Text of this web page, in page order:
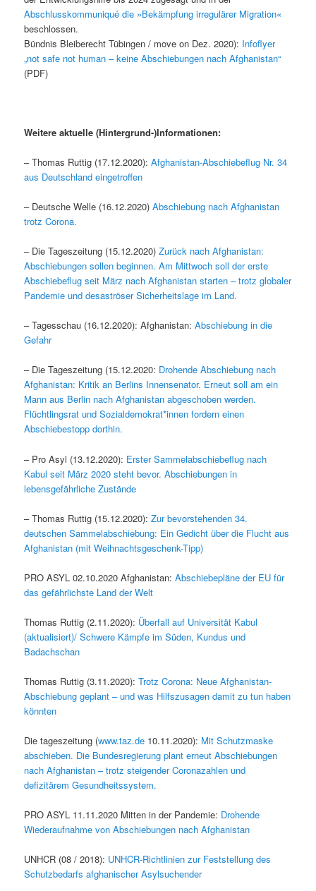
Abschlusskommuniqué die »Bekämpfung irregulärer Migration«
beschlossen.
Bündnis Bleiberecht Tübingen / move on Dez. 2020): Infoflyer
„not safe not human – keine Abschiebungen nach Afghanistan“
(PDF)
Weitere aktuelle (Hintergrund-)Informationen:
– Thomas Ruttig (17.12.2020):Afghanistan-Abschiebeflug Nr. 34
aus Deutschland eingetroffen
– Deutsche Welle (16.12.2020)Abschiebung nach Afghanistan
trotz Corona.
– Die Tageszeitung (15.12.2020)Zurück nach Afghanistan:
Abschiebungen sollen beginnen. Am Mittwoch soll der erste
Abschiebeflug seit März nach Afghanistan starten – trotz globaler
Pandemie und desaströser Sicherheitslage im Land.
– Tagesschau (16.12.2020): Afghanistan:Abschiebung in die
Gefahr
– Die Tageszeitung (15.12.2020: Drohende Abschiebung nach
Afghanistan: Kritik an Berlins Innensenator. Erneut soll am ein
Mann aus Berlin nach Afghanistan abgeschoben werden.
Flüchtlingsrat und Sozialdemokrat*innen fordern einen
Abschiebestopp dorthin.
– Pro Asyl (13.12.2020): Erster Sammelabschiebeflug nach
Kabul seit März 2020 steht bevor. Abschiebungen in
lebensgefährliche Zustände
– Thomas Ruttig (15.12.2020): Zur bevorstehenden 34.
deutschen Sammelabschiebung: Ein Gedicht über die Flucht aus
Afghanistan (mit Weihnachtsgeschenk-Tipp)
PRO ASYL 02.10.2020 Afghanistan:Abschiebepläne der EU für
das gefährlichste Land der Welt
Thomas Ruttig (2.11.2020): Überfall auf Universität Kabul
(aktualisiert)/ Schwere Kämpfe im Süden, Kundus und
Badachschan
Thomas Ruttig (3.11.2020):Trotz Corona: Neue Afghanistan-
Abschiebung geplant – und was Hilfszusagen damit zu tun haben
könnten
Die tageszeitung (www.taz.de 10.11.2020): Mit Schutzmaske
abschieben. Die Bundesregierung plant erneut Abschiebungen
nach Afghanistan – trotz steigender Coronazahlen und
defizitärem Gesundheitssystem.
PRO ASYL 11.11.2020 Mitten in der Pandemie: Drohende
Wiederaufnahme von Abschiebungen nach Afghanistan
UNHCR (08 / 2018): UNHCR-Richtlinien zur Feststellung des
Schutzbedarfs afghanischer Asylsuchender